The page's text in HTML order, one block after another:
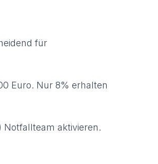
für
Euro. Nur 8% erhalten
Notfallteam aktivieren.